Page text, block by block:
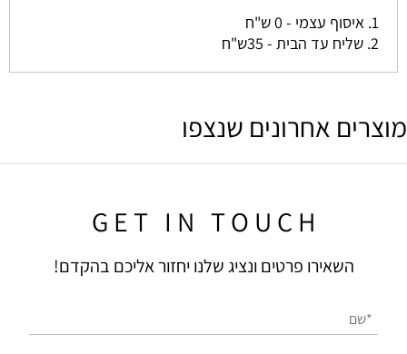
1. איסוף עצמי - 0 ש"ח
2. שליח עד הבית - 35ש"ח
מוצרים אחרונים שנצפו
G E T I N T O U C H
השאירו פרטים ונציג שלנו יחזור אליכם בהקדם!